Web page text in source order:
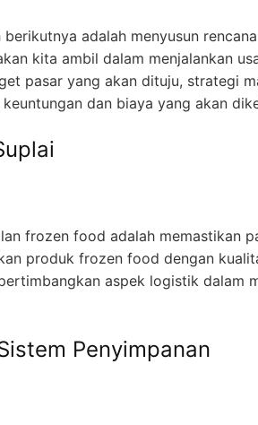
adalah menyusun
kita ambil dalam menjalankan
pasar yang akan dituju, strategi
dan biaya yang akan
frozen food adalah memastikan
produk frozen food dengan
aspek logistik dalam
Penyimpanan